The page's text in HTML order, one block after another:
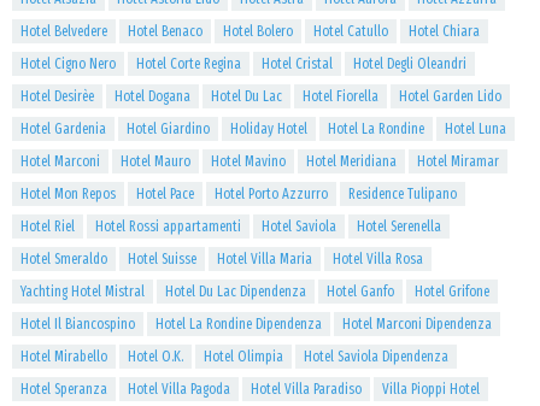
Hotel Belvedere
Hotel Benaco Hotel Bolero Hotel Catullo
Hotel Chiara
Hotel Cigno Nero
Hotel Corte Regina Hotel Cristal
Hotel Degli Oleandri
Hotel Desirèe
Hotel Dogana Hotel Du Lac Hotel Fiorella
Hotel Garden Lido
Hotel Gardenia
Hotel Giardino Holiday Hotel Hotel La Rondine
Hotel Luna
Hotel Marconi
Hotel Mauro Hotel Mavino Hotel Meridiana
Hotel Miramar
Hotel Mon Repos
Hotel Pace Hotel Porto Azzurro
Residence Tulipano
Hotel Riel
Hotel Rossi appartamenti Hotel Saviola
Hotel Serenella
Hotel Smeraldo
Hotel Suisse Hotel Villa Maria
Hotel Villa Rosa
Yachting Hotel Mistral
Hotel Du Lac Dipendenza Hotel Ganfo
Hotel Grifone
Hotel Il Biancospino
Hotel La Rondine Dipendenza
Hotel Marconi Dipendenza
Hotel Mirabello
Hotel O.K. Hotel Olimpia
Hotel Saviola Dipendenza
Hotel Speranza
Hotel Villa Pagoda Hotel Villa Paradiso
Villa Pioppi Hotel